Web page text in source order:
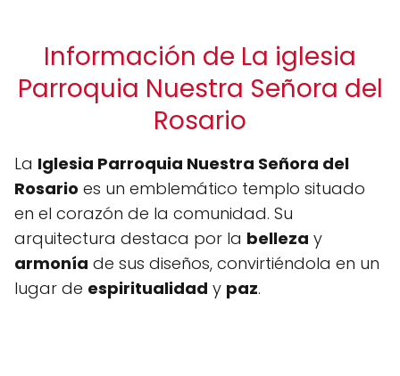
Información de La iglesia
Parroquia Nuestra Señora del
Rosario
La Iglesia Parroquia Nuestra Señora del
Rosario es un emblemático templo situado
en el corazón de la comunidad. Su
arquitectura destaca por la belleza y
armonía de sus diseños, convirtiéndola en un
lugar de espiritualidad y paz.